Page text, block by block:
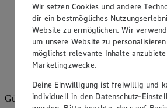
Prospekt 4090333 im Browser
Super Sommer Spar-Pass
Prospekt Super Sommer Spar-Pass
Gültig vom17.08.2026bis zum22.08.2026
Wir setzen Cookies und andere
dir ein bestmögliches
Website zu ermöglichen. Wir
um unsere Website zu
möglichst relevante Inhalte
Marketingzwecke.
Deine Einwilligung ist freiwillig und
individuell in den Datenschutz-